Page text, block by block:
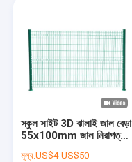
স্কুল সাইট 3D ঝালাই জাল বেড়া
55x100mm জাল নিরাপত্তা
মূল্য:US$4-US$50